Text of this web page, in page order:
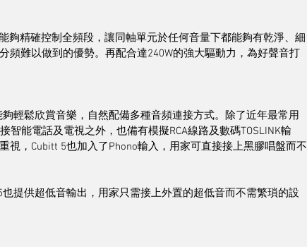
夠精確控制全頻段，讓同軸單元於任何音量下都能夠有乾淨、細
頻難以做到的優勢。再配合達240W的強大驅動力，為好聲音打
輕鬆欣賞音樂，自然配備多種音頻連接方式。除了近年最常用
智能電話及電視之外，也備有模擬RCA線路及數碼TOSLINK輸
視，Cubitt 5也加入了Phono輸入，用家可直接接上黑膠唱盤而不
提供超低音輸出，用家只需接上外置的超低音而不需繁瑣的設